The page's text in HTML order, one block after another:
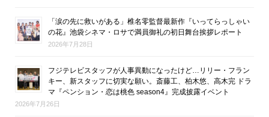
「涙の先に救いがある」椎名零監督最新作『いってらっしゃい
の花』池袋シネマ・ロサで満員御礼の初日舞台挨拶レポート
2026年7月28日
フジテレビスタッフが人事異動になったけど…リリー・フラン
キー、新スタッフに切実な願い。斎藤工、柏木悠、高木完 ドラ
マ『ペンション・恋は桃色 season4』完成披露イベント
2026年7月26日